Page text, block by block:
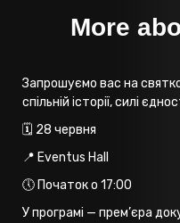
More
Запрошуємо вас на
спільній історії, силі
🗓 28 червня
📍 Eventus Hall
🕔 Початок о 17:00
У програмі — прем’єра